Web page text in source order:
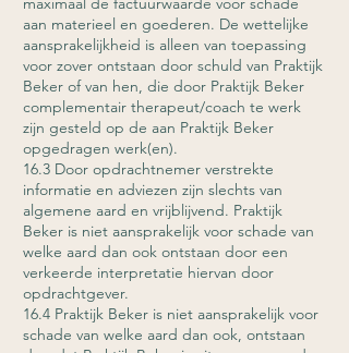
aan materieel en goederen. De wettelijke
aansprakelijkheid is alleen van toepassing
voor zover ontstaan door schuld van Praktijk
Beker of van hen, die door Praktijk Beker
complementair therapeut/coach te werk
zijn gesteld op de aan Praktijk Beker
opgedragen werk(en).
16.3 Door opdrachtnemer verstrekte
informatie en adviezen zijn slechts van
algemene aard en vrijblijvend. Praktijk
Beker is niet aansprakelijk voor schade van
welke aard dan ook ontstaan door een
verkeerde interpretatie hiervan door
opdrachtgever.
16.4 Praktijk Beker is niet aansprakelijk voor
schade van welke aard dan ook, ontstaan